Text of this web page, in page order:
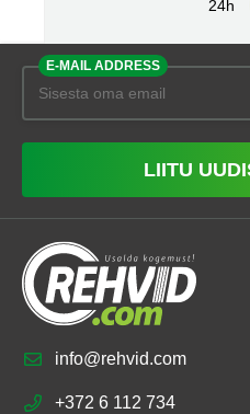
24h
E-MAIL ADDRESS
LIITU
info@rehvid.com
+372 6 112 734